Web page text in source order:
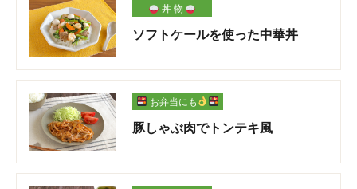
丼 物
ソフトケールを使った中華丼
お弁当にも
豚しゃぶ肉でトンテキ風